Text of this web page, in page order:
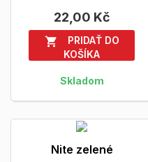
22,00 Kč

PRIDAŤ DO
KOŠÍKA
Skladom
Nite zelené